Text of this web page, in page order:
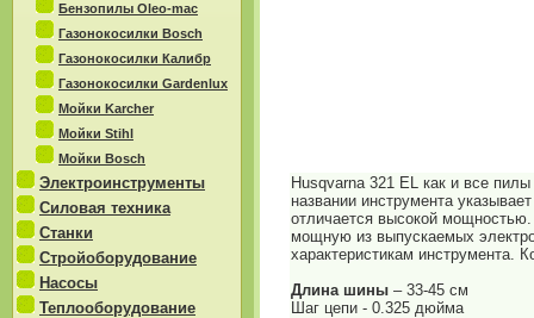
Бензопилы Oleo-mac
Газонокосилки Bosch
Газонокосилки Калибр
Газонокосилки Gardenlux
Мойки Karcher
Мойки Stihl
Мойки Bosch
Электроинструменты
Силовая техника
Станки
Стройоборудование
Насосы
Теплооборудование
Husqvarna 321 EL как и все
названии инструмента
отличается высокой
мощную из выпускаемых
характеристикам инструмента.
Длина шины – 33-45 см
Шаг цепи - 0.325 дюйма